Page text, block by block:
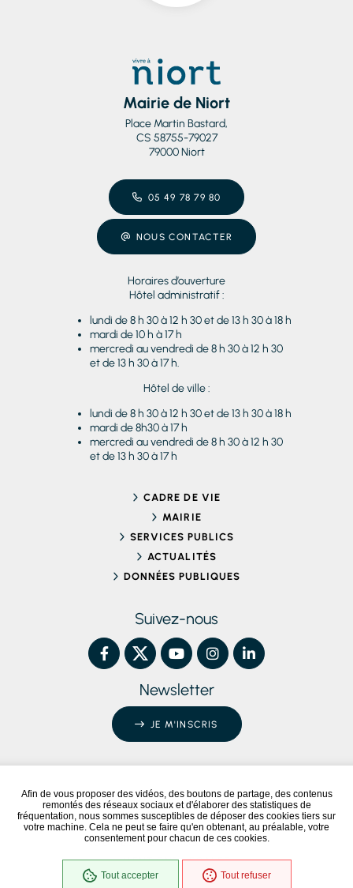
Afin de vous proposer des vidéos, des boutons de partage, des contenus
remontés des réseaux sociaux et d'élaborer des statistiques de
fréquentation, nous sommes susceptibles de déposer des cookies tiers sur
votre machine. Cela ne peut se faire qu'en obtenant, au préalable, votre
consentement pour chacun de ces cookies.
Tout accepter Tout refuser
Mairie de Niort
Place Martin Bastard,
CS 58755-79027
79000 Niort
05 49 78 79 80
NOUS CONTACTER
Horaires d’ouverture
Hôtel administratif :
lundi de 8 h 30 à 12 h 30 et de 13 h 30 à 18 h
mardi de 10 h à 17 h
mercredi au vendredi de 8 h 30 à 12 h 30
et de 13 h 30 à 17 h.
Hôtel de ville :
lundi de 8 h 30 à 12 h 30 et de 13 h 30 à 18 h
mardi de 8h30 à 17 h
mercredi au vendredi de 8 h 30 à 12 h 30
et de 13 h 30 à 17 h
CADRE DE VIE
MAIRIE
SERVICES PUBLICS
ACTUALITÉS
DONNÉES PUBLIQUES
Suivez-nous
Newsletter
JE M'INSCRIS
Conformité RGAA
Partiellement conforme
NOUS ÉCRIRE / NOUS CONTACTER
MENTIONS LÉGALES
PLAN DU SITE